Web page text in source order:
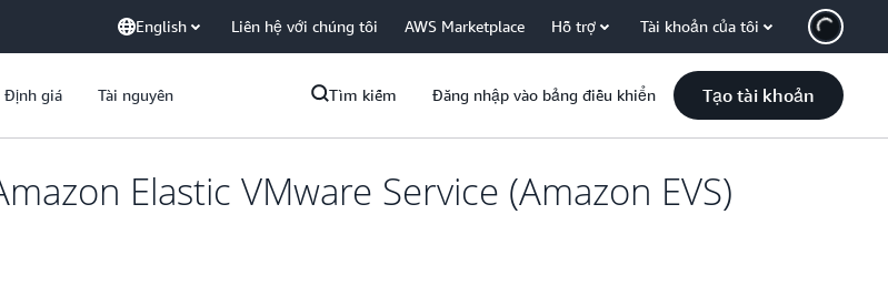
English Liên hệ với chúng tôi AWS Marketplace Hỗ trợ Tài khoản của tôi
Định giá Tài nguyên Tìm kiếm Đăng nhập vào bảng điều khiển Tạo tài khoản
Elastic VMware Service (Amazon EVS)